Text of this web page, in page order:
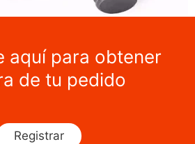
aquí para obtener
de tu pedido
Registrar